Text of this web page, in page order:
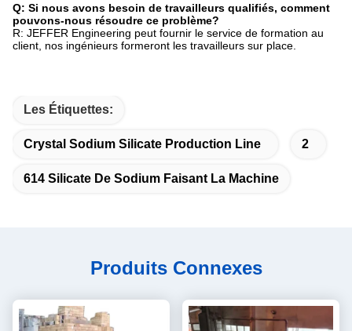
Q: Si nous avons besoin de travailleurs qualifiés, comment
pouvons-nous résoudre ce problème?
R: JEFFER Engineering peut fournir le service de formation au
client, nos ingénieurs formeront les travailleurs sur place.
Les Étiquettes:
Crystal Sodium Silicate Production Line 2
614 Silicate De Sodium Faisant La Machine
Produits Connexes